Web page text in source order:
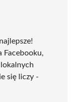
Facebooku,
się liczy -